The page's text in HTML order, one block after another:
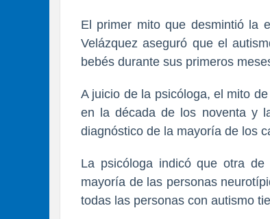
El primer mito que desmintió la
Velázquez aseguró que el
bebés durante sus primeros
A juicio de la psicóloga, el mito
en la década de los noventa y
diagnóstico de la mayoría de los
La psicóloga indicó que otra
mayoría de las personas
todas las personas con autismo